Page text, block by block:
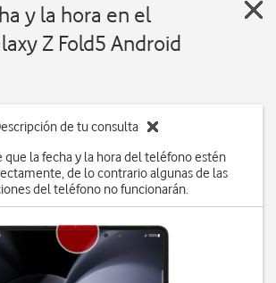
y la hora en el
Z Fold5 Android
de tu consulta
que la fecha y la hora del teléfono estén
de lo contrario algunas de las
del teléfono no funcionarán.